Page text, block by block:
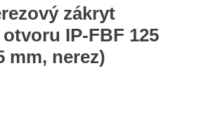
zákryt
IP-FBF 125
mm, nerez)